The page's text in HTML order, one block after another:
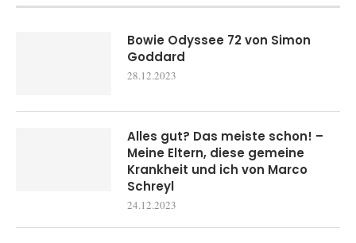
Bowie Odyssee 72 von Simon
Goddard
28.12.2023
Alles gut? Das meiste schon! –
Meine Eltern, diese gemeine
Krankheit und ich von Marco
Schreyl
24.12.2023